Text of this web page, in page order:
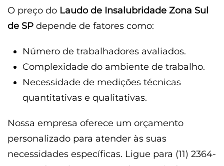
O preço do Laudo de Insalubridade Zona Sul
de SP depende de fatores como:
Número de trabalhadores avaliados.
Complexidade do ambiente de trabalho.
Necessidade de medições técnicas
quantitativas e qualitativas.
Nossa empresa oferece um orçamento
personalizado para atender às suas
necessidades específicas. Ligue para (11) 2364-